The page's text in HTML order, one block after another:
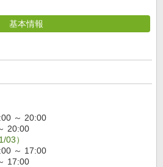
基本情報
～ 20:00
20:00
03）
～ 17:00
17:00